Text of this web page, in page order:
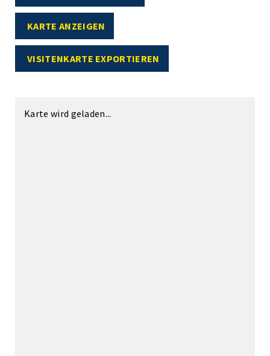
KARTE ANZEIGEN
VISITENKARTE EXPORTIEREN
Karte wird geladen...